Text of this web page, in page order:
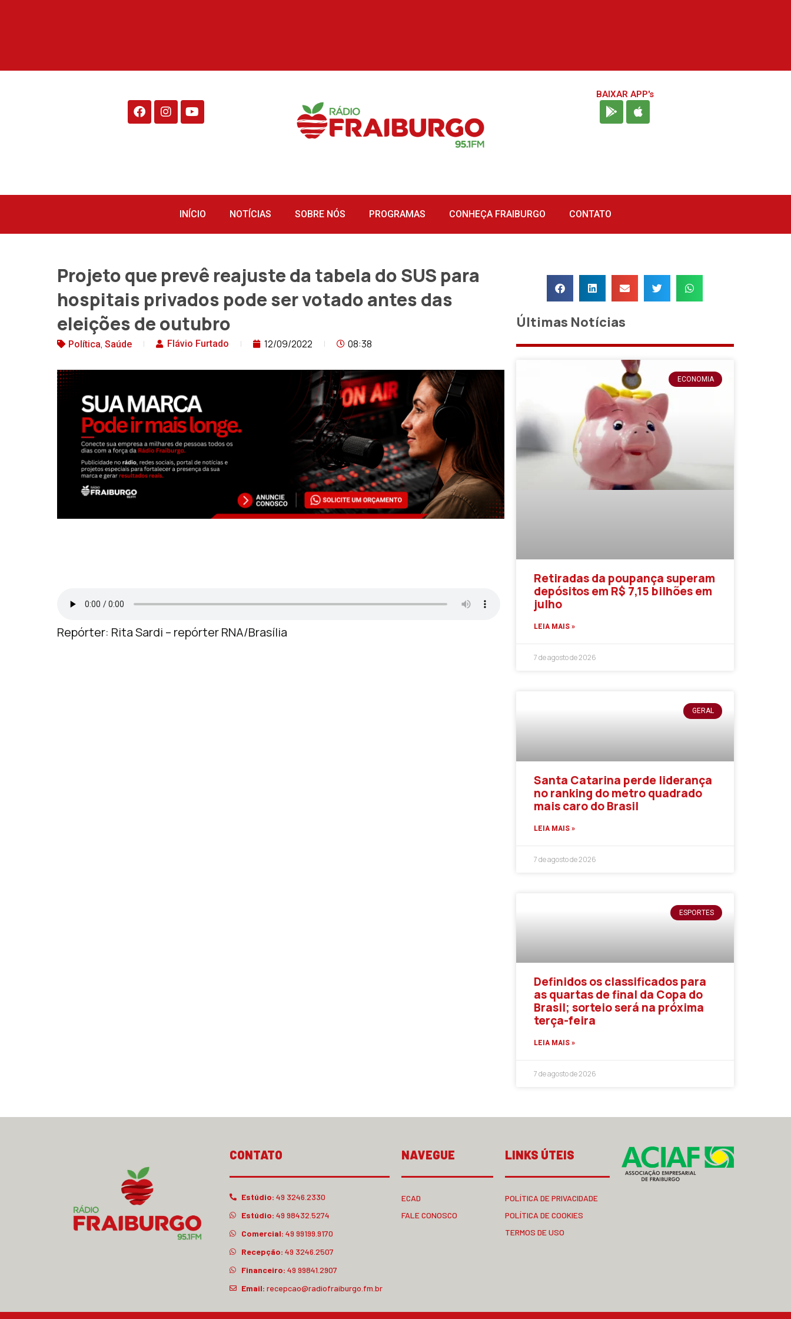
BAIXAR APP's
INÍCIO NOTÍCIAS SOBRE NÓS PROGRAMAS CONHEÇA FRAIBURGO CONTATO
Projeto que prevê reajuste da tabela do SUS para
hospitais privados pode ser votado antes das
eleições de outubro
Política, Saúde Flávio Furtado 12/09/2022 08:38
Repórter: Rita Sardi – repórter RNA/Brasília
Últimas Notícias
ECONOMIA
Retiradas da poupança superam
depósitos em R$ 7,15 bilhões em
julho
LEIA MAIS »
7 de agosto de 2026
GERAL
Santa Catarina perde liderança
no ranking do metro quadrado
mais caro do Brasil
LEIA MAIS »
7 de agosto de 2026
ESPORTES
Definidos os classificados para
as quartas de final da Copa do
Brasil; sorteio será na próxima
terça-feira
LEIA MAIS »
7 de agosto de 2026
CONTATO
Estúdio: 49 3246.2330
Estúdio: 49 98432.5274
Comercial: 49 99199.9170
Recepção: 49 3246.2507
Financeiro: 49 99841.2907
Email: recepcao@radiofraiburgo.fm.br
NAVEGUE
ECAD
FALE CONOSCO
LINKS ÚTEIS
POLÍTICA DE PRIVACIDADE
POLÍTICA DE COOKIES
TERMOS DE USO